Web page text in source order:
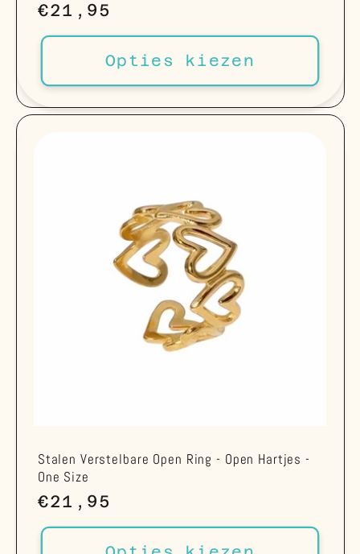
Normale
prijs
€21,95
Opties kiezen
Stalen Verstelbare Open Ring - Open Hartjes -
One Size
Normale
prijs
€21,95